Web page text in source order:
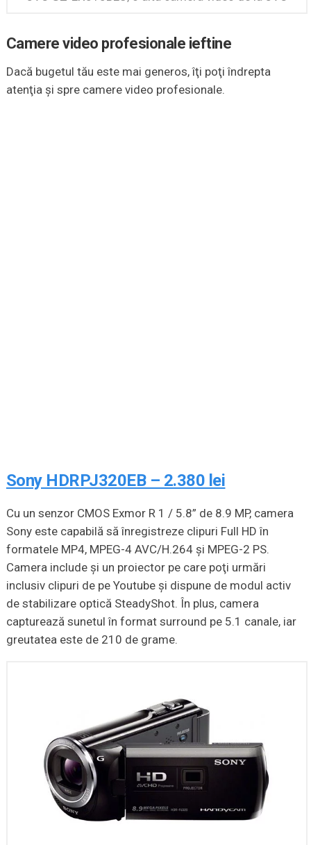
Camere video profesionale ieftine
Dacă bugetul tău este mai generos, îţi poţi îndrepta
atenţia şi spre camere video profesionale.
Sony HDRPJ320EB – 2.380 lei
Cu un senzor CMOS Exmor R 1 / 5.8” de 8.9 MP, camera
Sony este capabilă să înregistreze clipuri Full HD în
formatele MP4, MPEG-4 AVC/H.264 şi MPEG-2 PS.
Camera include şi un proiector pe care poţi urmări
inclusiv clipuri de pe Youtube şi dispune de modul activ
de stabilizare optică SteadyShot. În plus, camera
capturează sunetul în format surround pe 5.1 canale, iar
greutatea este de 210 de grame.